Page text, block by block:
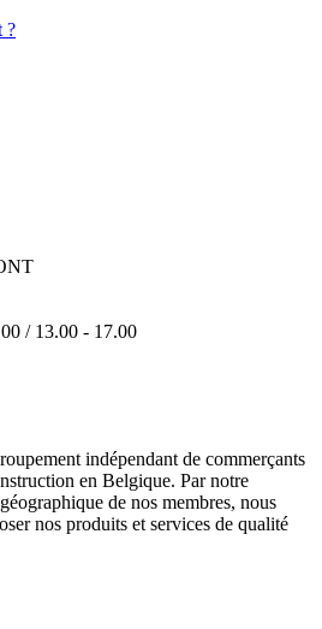
?
/ 13.00 - 17.00
indépendant de commerçants
en Belgique. Par notre
de nos membres, nous
nos produits et services de qualité